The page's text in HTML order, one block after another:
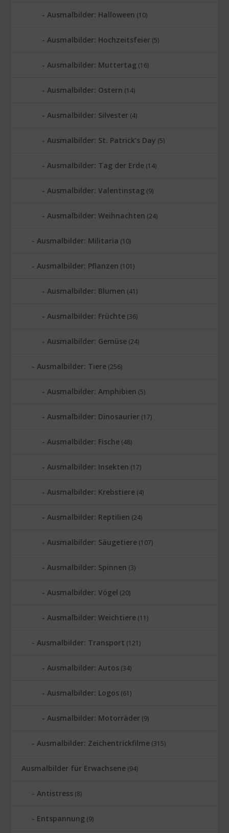
Ausmalbilder: Halloween (10)
Ausmalbilder: Hochzeitsfeier (5)
Ausmalbilder: Muttertag (16)
Ausmalbilder: Ostern (14)
Ausmalbilder: Silvester (4)
Ausmalbilder: St. Patrick’s Day (5)
Ausmalbilder: Tag der Erde (14)
Ausmalbilder: Valentinstag (9)
Ausmalbilder: Weihnachten (24)
Ausmalbilder: Militaria (10)
Ausmalbilder: Pflanzen (101)
Ausmalbilder: Blumen (41)
Ausmalbilder: Früchte (36)
Ausmalbilder: Gemüse (24)
Ausmalbilder: Tiere (256)
Ausmalbilder: Amphibien (5)
Ausmalbilder: Dinosaurier (17)
Ausmalbilder: Fische (48)
Ausmalbilder: Insekten (17)
Ausmalbilder: Krebstiere (4)
Ausmalbilder: Reptilien (24)
Ausmalbilder: Säugetiere (107)
Ausmalbilder: Spinnen (3)
Ausmalbilder: Vögel (20)
Ausmalbilder: Weichtiere (11)
Ausmalbilder: Transport (121)
Ausmalbilder: Autos (34)
Ausmalbilder: Logos (61)
Ausmalbilder: Motorräder (9)
Ausmalbilder: Zeichentrickfilme (315)
Ausmalbilder für Erwachsene (94)
Antistress (8)
Entspannung (9)